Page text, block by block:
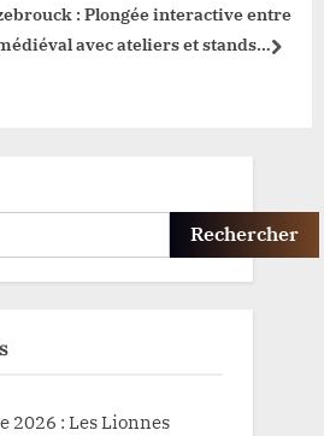
: Plongée interactive entre
avec ateliers et stands
next
Rechercher
2026 : Les Lionnes